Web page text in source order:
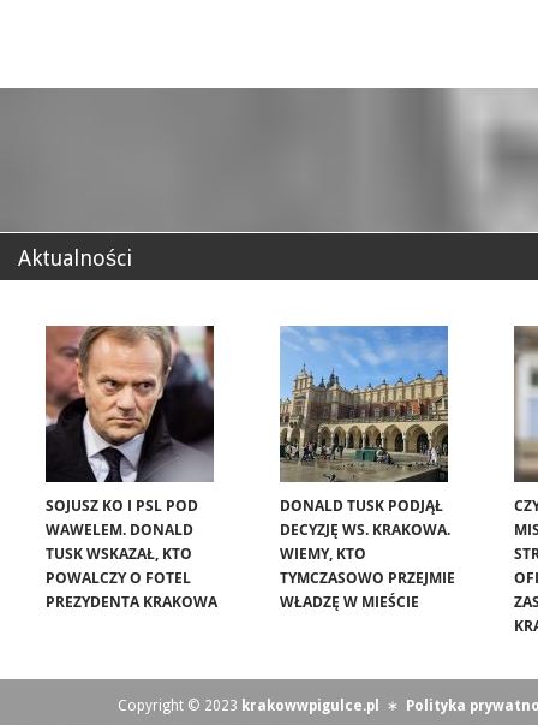
Aktualności
SOJUSZ KO I PSL POD
WAWELEM. DONALD
TUSK WSKAZAŁ, KTO
POWALCZY O FOTEL
PREZYDENTA KRAKOWA
DONALD TUSK PODJĄŁ
DECYZJĘ WS. KRAKOWA.
WIEMY, KTO
TYMCZASOWO PRZEJMIE
WŁADZĘ W MIEŚCIE
Copyright © 2023 krakowwpigulce.pl ∗ Polityka